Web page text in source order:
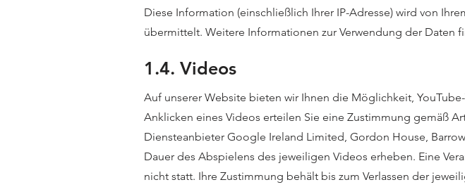
Diese Information (einschließlich Ihrer IP-Adresse) wird von
übermittelt. Weitere Informationen zur Verwendung der Daten
1.4. Videos
Auf unserer Website bieten wir Ihnen die Möglichkeit,
Anklicken eines Videos erteilen Sie eine Zustimmung gemäß
Diensteanbieter Google Ireland Limited, Gordon House,
Dauer des Abspielens des jeweiligen Videos erheben. Eine
nicht statt. Ihre Zustimmung behält bis zum Verlassen der